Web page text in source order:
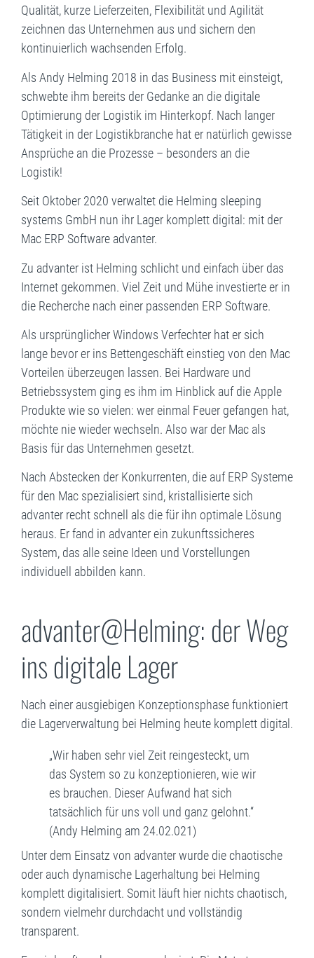
Qualität, kurze Lieferzeiten, Flexibilität und Agilität
zeichnen das Unternehmen aus und sichern den
kontinuierlich wachsenden Erfolg.
Als Andy Helming 2018 in das Business mit einsteigt,
schwebte ihm bereits der Gedanke an die digitale
Optimierung der Logistik im Hinterkopf. Nach langer
Tätigkeit in der Logistikbranche hat er natürlich gewisse
Ansprüche an die Prozesse – besonders an die
Logistik!
Seit Oktober 2020 verwaltet die Helming sleeping
systems GmbH nun ihr Lager komplett digital: mit der
Mac ERP Software advanter.
Zu advanter ist Helming schlicht und einfach über das
Internet gekommen. Viel Zeit und Mühe investierte er in
die Recherche nach einer passenden ERP Software.
Als ursprünglicher Windows Verfechter hat er sich
lange bevor er ins Bettengeschäft einstieg von den Mac
Vorteilen überzeugen lassen. Bei Hardware und
Betriebssystem ging es ihm im Hinblick auf die Apple
Produkte wie so vielen: wer einmal Feuer gefangen hat,
möchte nie wieder wechseln. Also war der Mac als
Basis für das Unternehmen gesetzt.
Nach Abstecken der Konkurrenten, die auf ERP Systeme
für den Mac spezialisiert sind, kristallisierte sich
advanter recht schnell als die für ihn optimale Lösung
heraus. Er fand in advanter ein zukunftssicheres
System, das alle seine Ideen und Vorstellungen
individuell abbilden kann.
advanter@Helming: der Weg
ins digitale Lager
Nach einer ausgiebigen Konzeptionsphase funktioniert
die Lagerverwaltung bei Helming heute komplett digital.
„Wir haben sehr viel Zeit reingesteckt, um
das System so zu konzeptionieren, wie wir
es brauchen. Dieser Aufwand hat sich
tatsächlich für uns voll und ganz gelohnt.“
(Andy Helming am 24.02.021)
Unter dem Einsatz von advanter wurde die chaotische
oder auch dynamische Lagerhaltung bei Helming
komplett digitalisiert. Somit läuft hier nichts chaotisch,
sondern vielmehr durchdacht und vollständig
transparent.